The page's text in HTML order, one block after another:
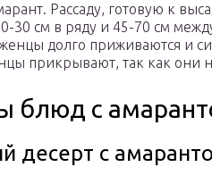
Рассаду, готовую к
30 см в ряду и 45-70 см
долго приживаются и
прикрывают, так как они
блюд с
десерт с